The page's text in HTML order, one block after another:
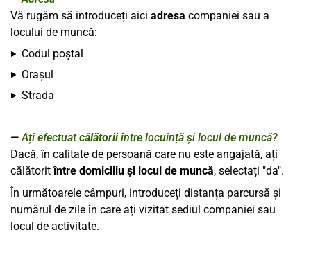
Vă rugăm să introduceți aici adresa companiei sau a
locului de muncă:
Codul poștal
Orașul
Strada
Ați efectuatcălătoriiîntre locuință și locul de muncă?
Dacă, în calitate de persoană care nu este angajată, ați
călătoritîntre domiciliu și locul de muncă, selectați "da".
În următoarele câmpuri, introduceți distanța parcursă și
numărul de zile în care ați vizitat sediul companiei sau
locul de activitate.